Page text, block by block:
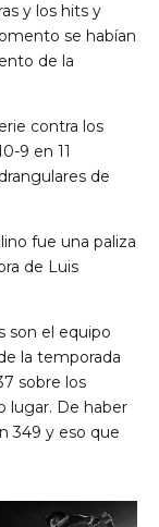
y los hits y
se habían
de la
contra los
9 en 11
de
fue una paliza
de Luis
son el equipo
la temporada
sobre los
lugar. De haber
349 y eso que